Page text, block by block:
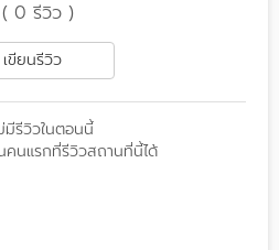
0 รีวิว )
เขียนรีวิว
มีรีวิวในตอนนี้
นแรกที่รีวิวสถานที่นี้ได้